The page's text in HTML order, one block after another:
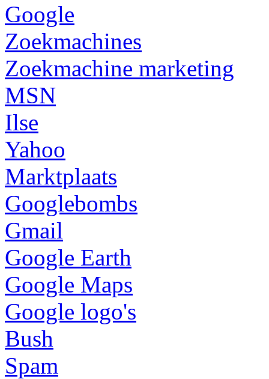
Google
Zoekmachines
Zoekmachine marketing
MSN
Ilse
Yahoo
Marktplaats
Googlebombs
Gmail
Google Earth
Google Maps
Google logo's
Bush
Spam